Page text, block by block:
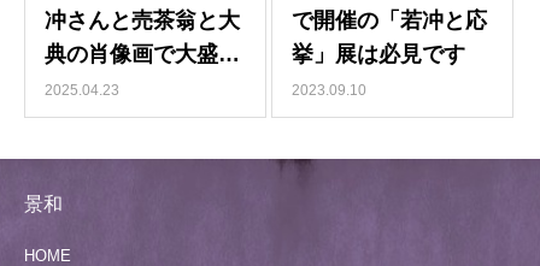
2025.04.23 2023.09.10
景和
HOME